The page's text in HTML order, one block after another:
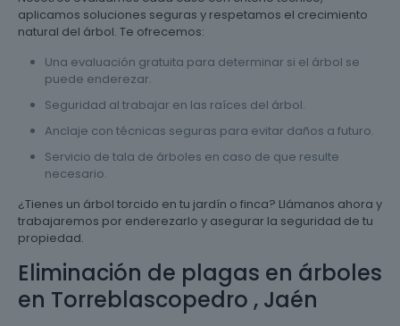
aplicamos soluciones seguras y respetamos el crecimiento
natural del árbol. Te ofrecemos:
Una evaluación gratuita para determinar si el árbol se
puede enderezar.
Seguridad al trabajar en las raíces del árbol.
Anclaje con técnicas seguras para evitar daños a futuro.
Servicio de tala de árboles en caso de que resulte
necesario.
¿Tienes un árbol torcido en tu jardín o finca? Llámanos ahora y
trabajaremos por enderezarlo y asegurar la seguridad de tu
propiedad.
Eliminación de plagas en árboles
en Torreblascopedro , Jaén